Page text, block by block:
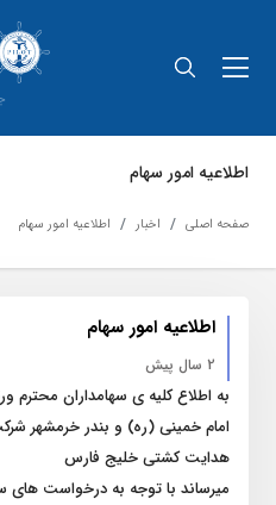
اطلاعیه امور سهام
صفحه اصلی اخبار اطلاعیه امور سهام
اطلاعیه امور سهام
2 سال پیش
به اطلاع کلیه ی سهامداران محترم
امام خمینی (ره) و بندر خرمشهر
هدایت کشتی خلیج فارس
میرساند با توجه به درخواست های